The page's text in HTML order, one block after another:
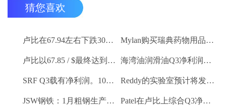
猜您喜欢
卢比在67.94左右下跌30杆，反对美元 Mylan购买瑞典药物用品Meda
卢比以67.85 / $最终达到5杆 海湾油润滑油Q3净利润卢比。26.2亿卢比
SRF Q3载有净利润。100.6亿卢比 Reddy的实验室预计将发布令人印象深刻的Q3号码
JSW钢铁：1月粗钢生产9.27 LK吨 Patel在卢比上综合Q3净利润。2.1亿卢比